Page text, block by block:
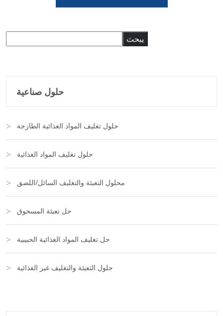
يبحث
حلول صناعية
حلول تغليف المواد الغذائية الطازجة
حلول تغليف المواد الغذائية
محلول التعبئة والتغليف السائل/اللصق
حل تعبئة المسحوق
حل تغليف المواد الغذائية الحبيبية
حلول التعبئة والتغليف غير الغذائية